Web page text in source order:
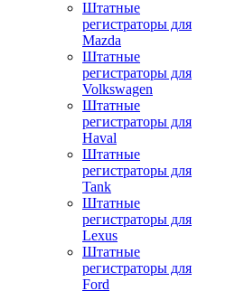
Штатные
регистраторы для
Mazda
Штатные
регистраторы для
Volkswagen
Штатные
регистраторы для
Haval
Штатные
регистраторы для
Tank
Штатные
регистраторы для
Lexus
Штатные
регистраторы для
Ford